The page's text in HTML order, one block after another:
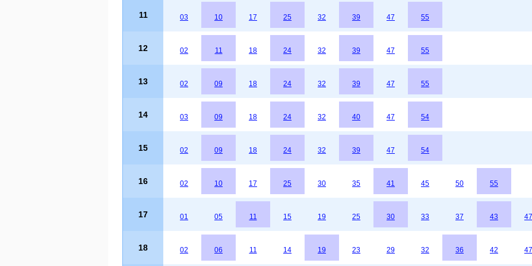
11 03 10 17 25 32 39 47 55
12 02 11 18 24 32 39 47 55
13 02 09 18 24 32 39 47 55
14 03 09 18 24 32 40 47 54
15 02 09 18 24 32 39 47 54
16 02 10 17 25 30 35 41 45 50 55
17 01 05 11 15 19 25 30 33 37 43 47
18 02 06 11 14 19 23 29 32 36 42 47